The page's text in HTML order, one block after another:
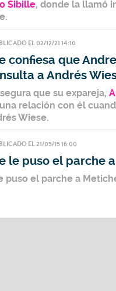
Sibille, donde la llamó
EL 02/12/21 14:10
confiesa que
a Andrés
que su expareja,
relación con él
Wiese.
EL 21/05/15 16:00
le puso el parche
puso el parche a